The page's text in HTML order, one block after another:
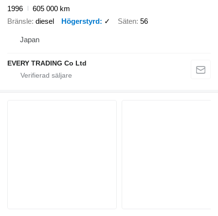
1996
605 000 km
Bränsle diesel Högerstyrd ✓ Säten 56
Japan
EVERY TRADING Co Ltd